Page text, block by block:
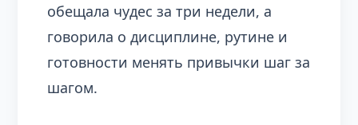
обещала чудес за три недели, а
говорила о дисциплине, рутине и
готовности менять привычки шаг за
шагом.